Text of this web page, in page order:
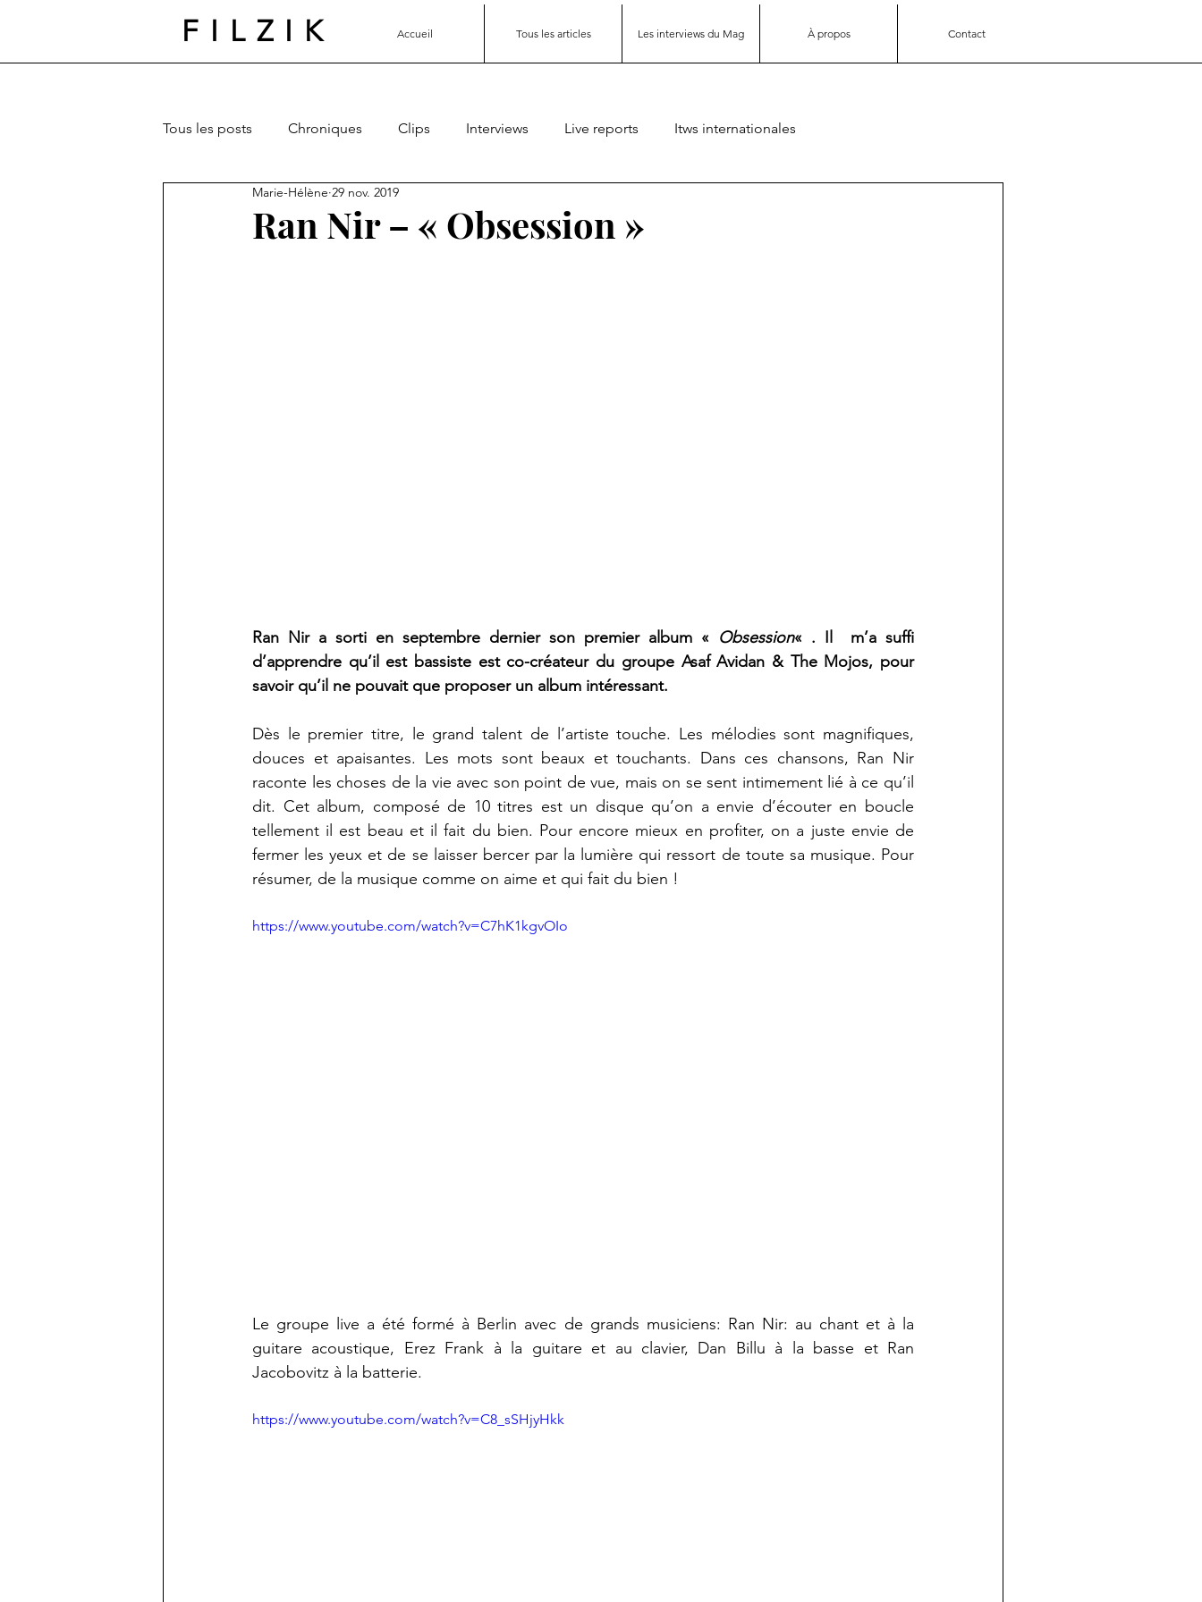
FILZIK Accueil Tous les articles Les interviews du Mag À propos Contact
Tous les posts Chroniques Clips Interviews Live reports Itws internationales
Ran Nir – « Obsession »
Marie-Hélène 29 nov. 2019
Ran Nir a sorti en septembre dernier son premier album « Obsession« . Il  m’a suffi
d’apprendre qu’il est bassiste est co-créateur du groupe Asaf Avidan & The Mojos, pour
savoir qu’il ne pouvait que proposer un album intéressant.
Dès le premier titre, le grand talent de l’artiste touche. Les mélodies sont magnifiques,
douces et apaisantes. Les mots sont beaux et touchants. Dans ces chansons, Ran Nir
raconte les choses de la vie avec son point de vue, mais on se sent intimement lié à ce qu’il
dit. Cet album, composé de 10 titres est un disque qu’on a envie d’écouter en boucle
tellement il est beau et il fait du bien. Pour encore mieux en profiter, on a juste envie de
fermer les yeux et de se laisser bercer par la lumière qui ressort de toute sa musique. Pour
résumer, de la musique comme on aime et qui fait du bien !
https://www.youtube.com/watch?v=C7hK1kgvOIo
Le groupe live a été formé à Berlin avec de grands musiciens: Ran Nir: au chant et à la
guitare acoustique, Erez Frank à la guitare et au clavier, Dan Billu à la basse et Ran
Jacobovitz à la batterie.
https://www.youtube.com/watch?v=C8_sSHjyHkk